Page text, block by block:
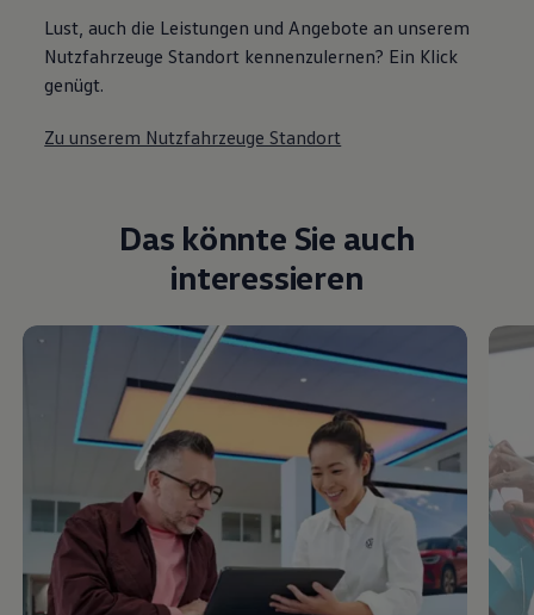
Lust, auch die Leistungen und Angebote an unserem
Nutzfahrzeuge Standort kennenzulernen? Ein Klick
genügt.
Zu unserem Nutzfahrzeuge Standort
Das könnte Sie auch
interessieren